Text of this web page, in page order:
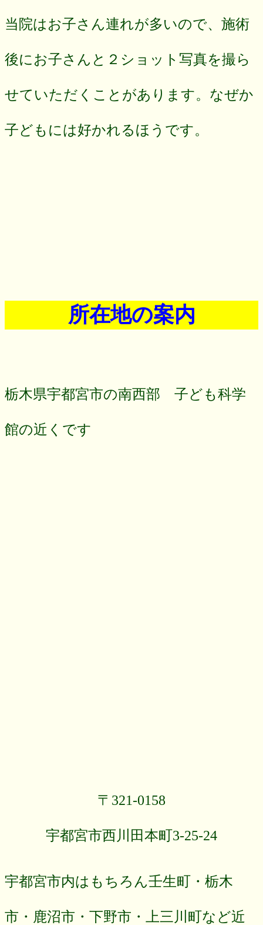
当院はお子さん連れが多いので、施術
後にお子さんと２ショット写真を撮ら
せていただくことがあります。なぜか
子どもには好かれるほうです。
所在地の案内
栃木県宇都宮市の南西部 子ども科学
館の近くです
〒321-0158
宇都宮市西川田本町3-25-24
宇都宮市内はもちろん壬生町・栃木
市・鹿沼市・下野市・上三川町など近